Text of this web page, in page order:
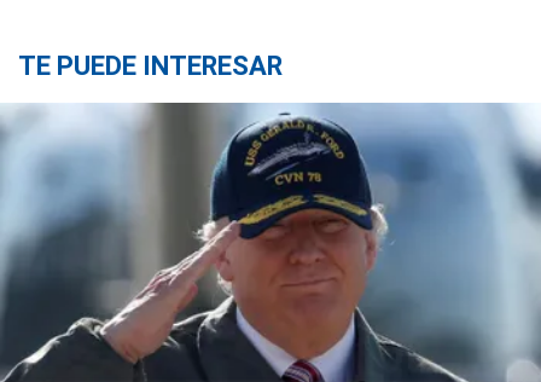
TE PUEDE INTERESAR